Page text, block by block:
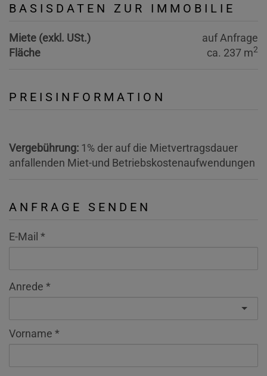
BASISDATEN ZUR IMMOBILIE
Miete (exkl. USt.)
auf Anfrage
Fläche
ca. 237 m2
PREISINFORMATION
Vergebührung: 1% der auf die Mietvertragsdauer
anfallenden Miet-und Betriebskostenaufwendungen
ANFRAGE SENDEN
E-Mail
Anrede
Vorname